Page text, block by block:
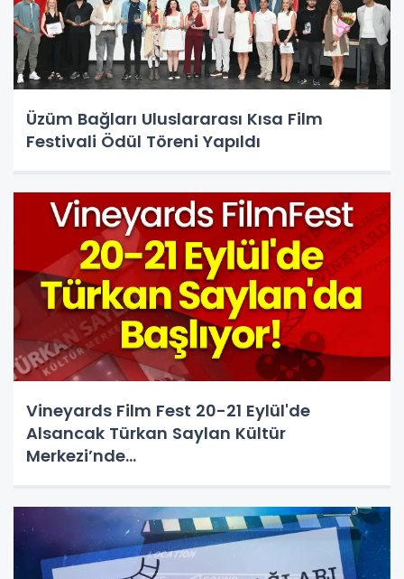
Üzüm Bağları Uluslararası Kısa Film
Festivali Ödül Töreni Yapıldı
Vineyards Film Fest 20-21 Eylül'de
Alsancak Türkan Saylan Kültür
Merkezi’nde...